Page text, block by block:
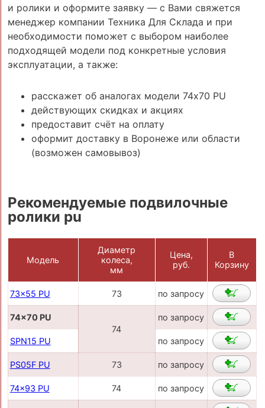
и ролики и оформите заявку — с Вами свяжется
менеджер компании Техника Для Склада и при
необходимости поможет с выбором наиболее
подходящей модели под конкретные условия
эксплуатации, а также:
расскажет об аналогах модели 74x70 PU
действующих скидках и акциях
предоставит счёт на оплату
оформит доставку в Воронеже или области
(возможен самовывоз)
Рекомендуемые подвилочные
ролики pu
Модель
Диаметр
колеса,
мм
Цена,
руб.
В
Корзину
73x55 PU 73 по запросу
74x70 PU
74
по запросу
SPN15 PU по запросу
PS05F PU 73 по запросу
74x93 PU 74 по запросу